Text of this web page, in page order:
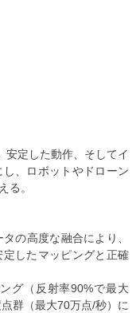
安定した動作、そしてイ
、ロボットやドローン
る。
の高度な融合により、
したマッピングと正確
グ（反射率90%で最大
群（最大70万点/秒）に